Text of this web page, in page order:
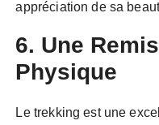
appréciation de sa
6. Une
Physique
Le trekking est une